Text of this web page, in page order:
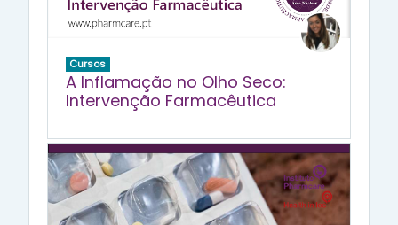
Cursos
A Inflamação no Olho Seco:
Intervenção Farmacêutica